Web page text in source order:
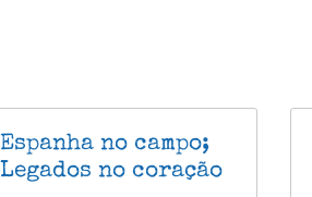
Espanha no campo;
Legados no coração